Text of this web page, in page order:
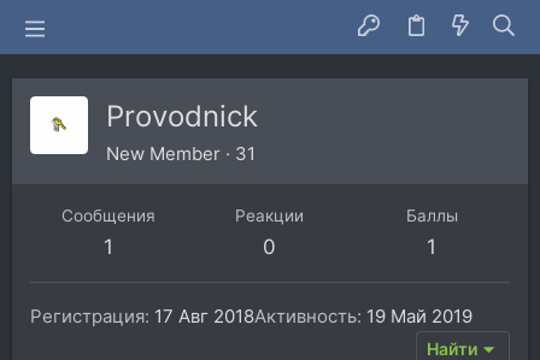
Provodnick
New Member · 31
Сообщения
1
Реакции
0
Баллы
1
Регистрация 17 Авг 2018Активность 19 Май 2019
Найти